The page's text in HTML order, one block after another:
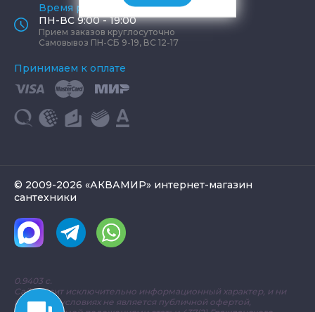
Время работы офиса
ПН-ВС 9:00 - 19:00
Прием заказов круглосуточно
Самовывоз ПН-СБ 9-19, ВС 12-17
Принимаем к оплате
© 2009-2026 «АКВАМИР» интернет-магазин
сантехники
0.9403 с.
Сайт носит исключительно информационный характер, и ни
при каких условиях не является публичной офертой,